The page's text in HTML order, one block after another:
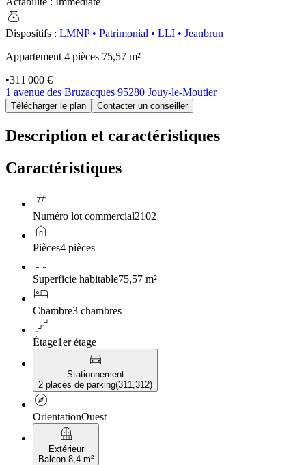
money_bag
Dispositifs : LMNP• Patrimonial • LLI • Jeanbrun
Appartement 4 pièces 75,57 m²
•311 000 €
1 avenue des Bruzacques 95280 Jouy-le-Moutier
Télécharger le plan Contacter un conseiller
Description et caractéristiques
Caractéristiques
tag
Numéro lot commercial2102
home
Pièces4 pièces
crop_free
Superficie habitable75,57 m²
hotel
Chambre3 chambres
floor
Étage1er étage
directions_car
Stationnement
2 places de parking(311,312)
explore
OrientationOuest
balcony
Extérieur
Balcon 8,4 m²